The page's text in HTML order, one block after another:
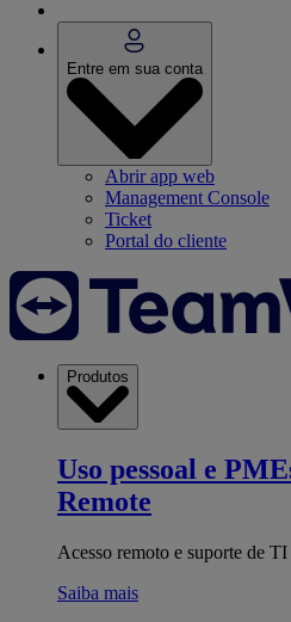
Entre em sua conta
Abrir app web
Management Console
Ticket
Portal do cliente
Produtos
Uso pessoal e
Remote
Acesso remoto e suporte de
Saiba mais